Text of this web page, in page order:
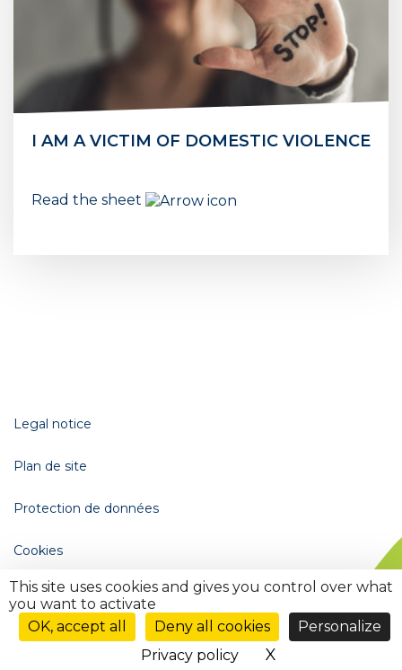
le
menu
I AM A VICTIM OF DOMESTIC VIOLENCE
Read the sheet
Legal notice
Plan de site
Protection de données
Cookies
Gestion des cookies ()
This site uses cookies and gives you control over what
you want to activate
OK, accept all
Deny all cookies
Personalize
Privacy policy
X